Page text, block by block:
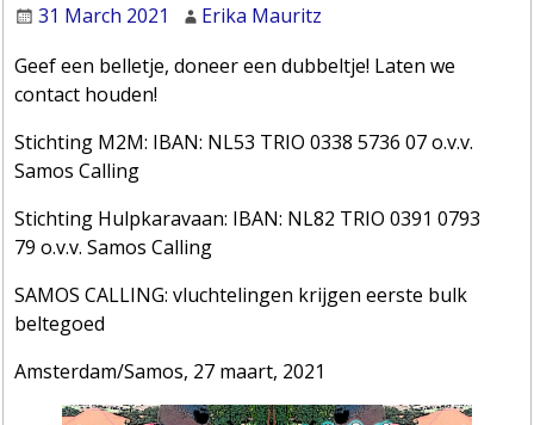
31 March 2021
Erika Mauritz
Geef een belletje, doneer een dubbeltje! Laten we
contact houden!
Stichting M2M: IBAN: NL53 TRIO 0338 5736 07 o.v.v.
Samos Calling
Stichting Hulpkaravaan: IBAN: NL82 TRIO 0391 0793
79 o.v.v. Samos Calling
SAMOS CALLING: vluchtelingen krijgen eerste bulk
beltegoed
Amsterdam/Samos, 27 maart, 2021